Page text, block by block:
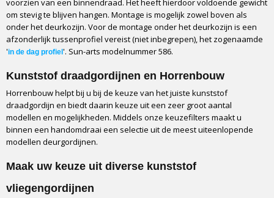
Type
Kant en klaar pakket
Ophangstrip
Aluminium
Schroeven
Montage
Tegen het kozijn of in het kozijn
Optioneel profiel bij montage in het kozijn
Ja, beschikbaar
5 tot 10 minuten
Het gordijn moet 2 weken hangen voordat het helemaal strak hangt
voorzien van een binnendraad. Het heeft hierdoor voldoende gewicht
om stevig te blijven hangen. Montage is mogelijk zowel boven als
onder het deurkozijn. Voor de montage onder het deurkozijn is een
afzonderlijk tussenprofiel vereist (niet inbegrepen), het zogenaamde
'in de dag profiel '. Sun-arts modelnummer 586.
Kunststof draadgordijnen en Horrenbouw
Horrenbouw helpt bij u bij de keuze van het juiste kunststof
draadgordijn en biedt daarin keuze uit een zeer groot aantal
modellen en mogelijkheden. Middels onze keuzefilters maakt u
binnen een handomdraai een selectie uit de meest uiteenlopende
modellen deurgordijnen.
Maak uw keuze uit diverse kunststof
vliegengordijnen